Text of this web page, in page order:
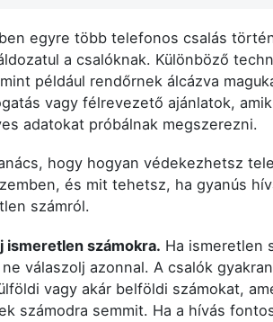
egyre több telefonos csalás
a csalóknak. Különböző
például rendőrnek álcázva
vagy félrevezető ajánlatok,
adatokat próbálnak megszerezni.
hogy hogyan védekezhetsz
és mit tehetsz, ha gyanús
számról.
ismeretlen számokra. Ha ismeretlen
válaszolj azonnal. A csalók gyakran
vagy akár belföldi számokat,
számodra semmit. Ha a hívás